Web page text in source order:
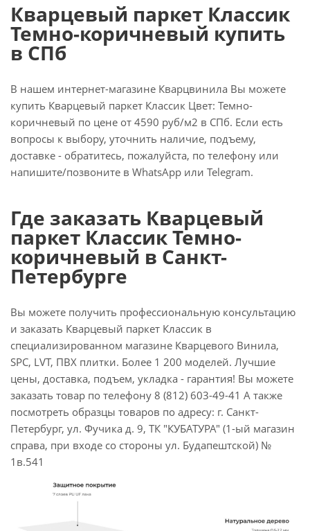
Кварцевый паркет Классик
Темно-коричневый купить
в СПб
В нашем интернет-магазине Кварцвинила Вы можете
купить Кварцевый паркет Классик Цвет: Темно-
коричневый по цене от 4590 руб/м2 в СПб. Если есть
вопросы к выбору, уточнить наличие, подъему,
доставке - обратитесь, пожалуйста, по телефону или
напишите/позвоните в WhatsApp или Telegram.
Где заказать Кварцевый
паркет Классик Темно-
коричневый в Санкт-
Петербурге
Вы можете получить профессиональную консультацию
и заказать Кварцевый паркет Классик в
специализированном магазине Кварцевого Винила,
SPC, LVT, ПВХ плитки. Более 1 200 моделей. Лучшие
цены, доставка, подъем, укладка - гарантия! Вы можете
заказать товар по телефону 8 (812) 603-49-41 А также
посмотреть образцы товаров по адресу: г. Санкт-
Петербург, ул. Фучика д. 9, ТК "КУБАТУРА" (1-ый магазин
справа, при входе со стороны ул. Будапештской) №
1в.541